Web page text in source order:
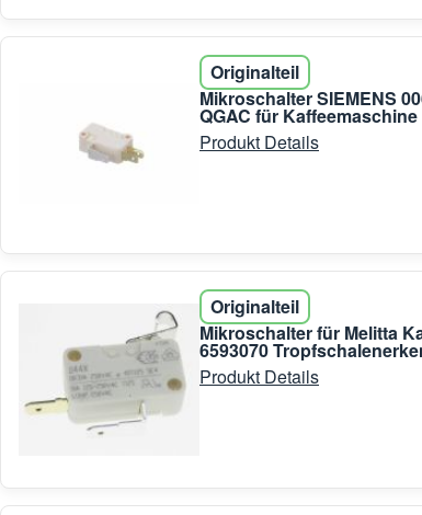
Originalteil
Mikroschalter SIEMENS
QGAC für Kaffeemaschine
Produkt Details
Originalteil
Mikroschalter für Melitta
6593070
Produkt Details